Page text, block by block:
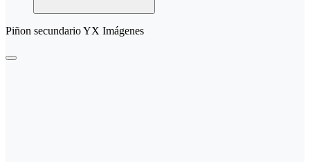
Piñon secundario YX Imágenes